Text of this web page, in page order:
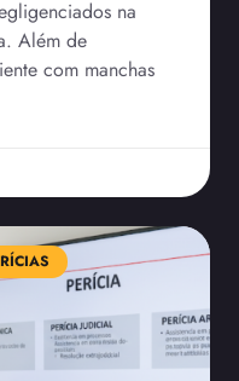
na
Além de
com manchas